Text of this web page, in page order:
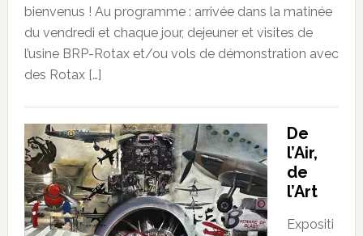
bienvenus ! Au programme : arrivée dans la matinée
du vendredi et chaque jour, dejeuner et visites de
l’usine BRP-Rotax et/ou vols de démonstration avec
des Rotax […]
De
l’Air,
de
l’Art
Expositi